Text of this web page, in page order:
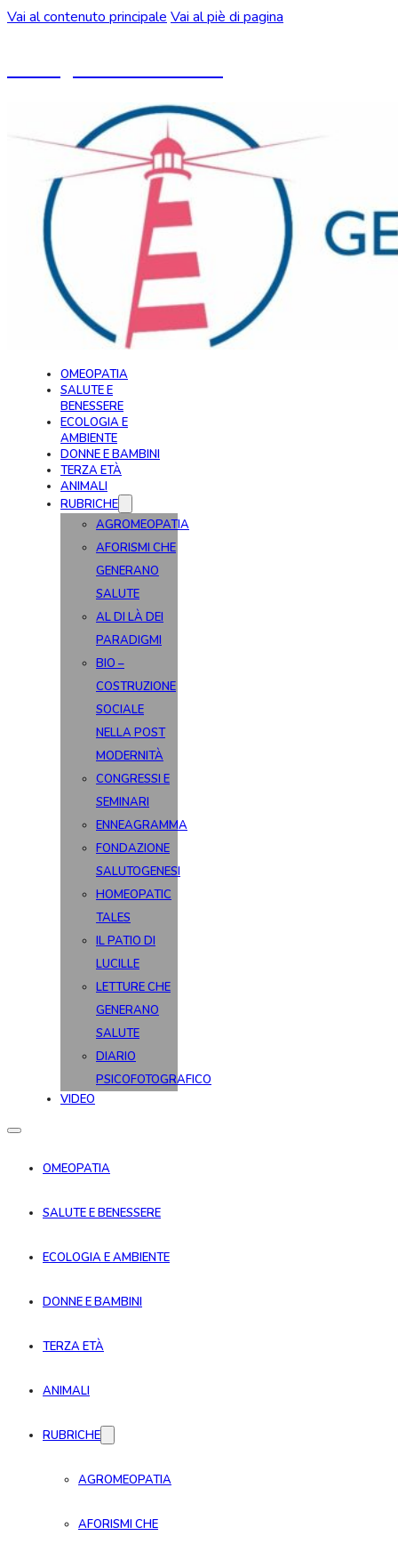
Vai al contenuto principale Vai al piè di pagina
OMEOPATIA
SALUTE E
BENESSERE
ECOLOGIA E
AMBIENTE
DONNE E BAMBINI
TERZA ETÀ
ANIMALI
RUBRICHE
AGROMEOPATIA
AFORISMI CHE
GENERANO
SALUTE
AL DI LÀ DEI
PARADIGMI
BIO –
COSTRUZIONE
SOCIALE
NELLA POST
MODERNITÀ
CONGRESSI E
SEMINARI
ENNEAGRAMMA
FONDAZIONE
SALUTOGENESI
HOMEOPATIC
TALES
IL PATIO DI
LUCILLE
LETTURE CHE
GENERANO
SALUTE
DIARIO
PSICOFOTOGRAFICO
VIDEO
OMEOPATIA
SALUTE E BENESSERE
ECOLOGIA E AMBIENTE
DONNE E BAMBINI
TERZA ETÀ
ANIMALI
RUBRICHE
AGROMEOPATIA
AFORISMI CHE